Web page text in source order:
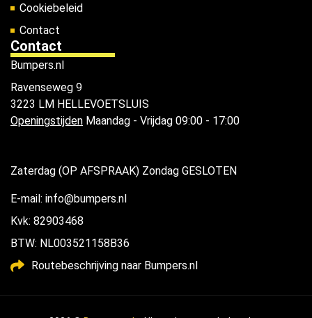
Cookiebeleid
Contact
Contact
Bumpers.nl
Ravenseweg 9
3223 LM HELLEVOETSLUIS
Openingstijden Maandag - Vrijdag 09:00 - 17:00
Zaterdag (OP AFSPRAAK) Zondag GESLOTEN
E-mail: info@bumpers.nl
Kvk: 82903468
BTW: NL003521158B36
Routebeschrijving naar Bumpers.nl